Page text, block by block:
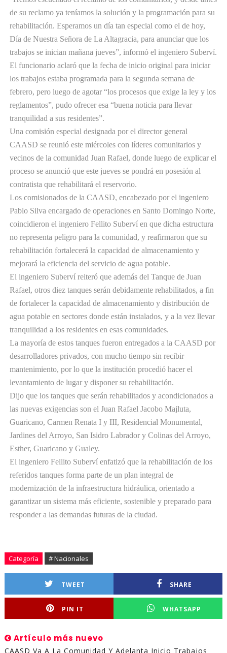
de su reclamo ya teníamos la solución y la programación para su
rehabilitación. Esperamos un día tan especial como el de hoy,
Día de Nuestra Señora de La Altagracia, para anunciar que los
trabajos se inician mañana jueves”, informó el ingeniero Suberví.
El funcionario aclaró que la fecha de inicio original para iniciar
los trabajos estaba programada para la segunda semana de
febrero, pero luego de agotar “los procesos que exige la ley y los
reglamentos”, pudo ofrecer esa “buena noticia para llevar
tranquilidad a sus residentes”.
Una comisión especial designada por el director general
CAASD se reunió este miércoles con líderes comunitarios y
vecinos de la comunidad Juan Rafael, donde luego de explicar el
proceso se anunció que este jueves se pondrá en posesión al
contratista que rehabilitará el reservorio.
Los comisionados de la CAASD, encabezado por el ingeniero
Pablo Silva encargado de operaciones en Santo Domingo Norte,
coincidieron el ingeniero Fellito Suberví en que dicha estructura
no representa peligro para la comunidad, y reafirmaron que su
rehabilitación fortalecerá la capacidad de almacenamiento y
mejorará la eficiencia del servicio de agua potable.
El ingeniero Suberví reiteró que además del Tanque de Juan
Rafael, otros diez tanques serán debidamente rehabilitados, a fin
de fortalecer la capacidad de almacenamiento y distribución de
agua potable en sectores donde están instalados, y a la vez llevar
tranquilidad a los residentes en esas comunidades.
La mayoría de estos tanques fueron entregados a la CAASD por
desarrolladores privados, con mucho tiempo sin recibir
mantenimiento, por lo que la institución procedió hacer el
levantamiento de lugar y disponer su rehabilitación.
Dijo que los tanques que serán rehabilitados y acondicionados a
las nuevas exigencias son el Juan Rafael Jacobo Majluta,
Guaricano, Carmen Renata I y III, Residencial Monumental,
Jardines del Arroyo, San Isidro Labrador y Colinas del Arroyo,
Esther, Guaricano y Gualey.
El ingeniero Fellito Suberví enfatizó que la rehabilitación de los
referidos tanques forma parte de un plan integral de
modernización de la infraestructura hidráulica, orientado a
garantizar un sistema más eficiente, sostenible y preparado para
responder a las demandas futuras de la ciudad.
Categoría # Nacionales
TWEET SHARE
PIN IT WHATSAPP
Artículo más nuevo
CAASD Va A La Comunidad Y Adelanta Inicio Trabajos